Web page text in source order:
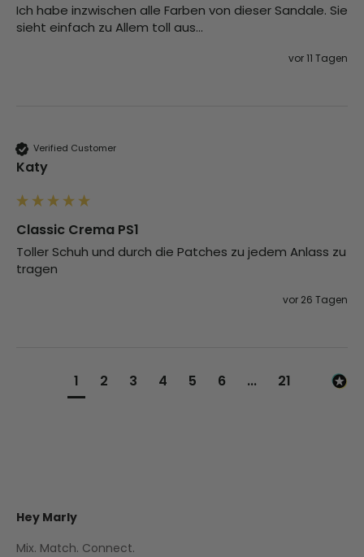
Ich habe inzwischen alle Farben von dieser Sandale. Sie
sieht einfach zu Allem toll aus…
vor 11 Tagen
Verified Customer
Katy
Classic Crema PS1
Toller Schuh und durch die Patches zu jedem Anlass zu
tragen
vor 26 Tagen
1 2 3 4 5 6 ... 21
Hey Marly
Mix. Match. Connect.